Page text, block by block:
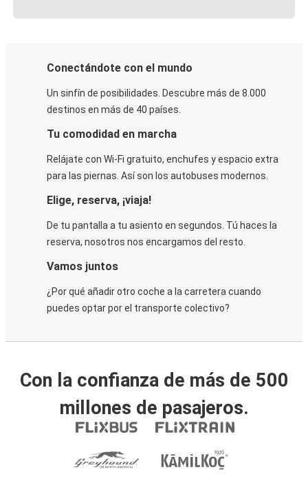
Conectándote con el mundo
Un sinfín de posibilidades. Descubre más de 8.000
destinos en más de 40 países.
Tu comodidad en marcha
Relájate con Wi-Fi gratuito, enchufes y espacio extra
para las piernas. Así son los autobuses modernos.
Elige, reserva, ¡viaja!
De tu pantalla a tu asiento en segundos. Tú haces la
reserva, nosotros nos encargamos del resto.
Vamos juntos
¿Por qué añadir otro coche a la carretera cuando
puedes optar por el transporte colectivo?
Con la confianza de más de 500
millones de pasajeros.